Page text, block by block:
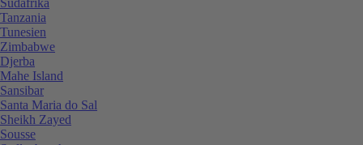
Tanzania
Tunesien
Zimbabwe
Djerba
Mahe Island
Sansibar
Santa Maria do Sal
Sheikh Zayed
Sousse